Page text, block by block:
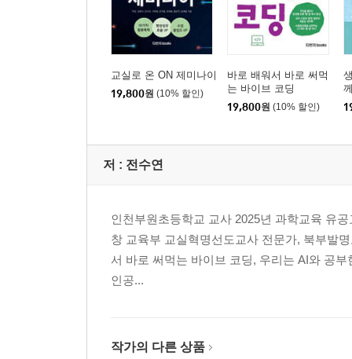
교실로 온 ON 제미나이
19,800원 (10% 할인)
바로 배워서 바로 써먹
는 바이브 코딩
19,800원 (10% 할인)
저 : 전수연
인천부원초등학교 교사 2025년 과학교육 유
창 교육부 교실혁명선도교사 전문가, 북부발
서 바로 써먹는 바이브 코딩, 우리는 AI와 공
인공...
작가의 다른 상품